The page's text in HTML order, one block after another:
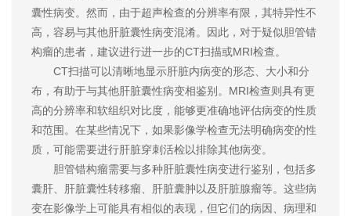
囊性病变。然而，由于超声检查的分辨率有限，其特异性不
高，容易与其他肝脏囊性病变混淆。因此，对于疑似胆管错
构瘤的患者，建议进行进一步的CT扫描或MRI检查。
CT扫描可以清晰地显示肝脏内病变的形态、大小和分
布，有助于与其他肝脏囊性病变相鉴别。MRI检查则具有更
高的分辨率和软组织对比度，能够更准确地评估病变的性质
和范围。在某些情况下，如果影像学检查无法明确病变的性
质，可能需要进行肝脏穿刺活检以排除其他病变。
胆管错构瘤需要与多种肝脏囊性病变进行鉴别，包括多
囊肝、肝脏囊性转移瘤、肝脏囊肿以及肝脏腺瘤等。这些病
变在影像学上可能具有相似的表现，但它们的病因、病理和